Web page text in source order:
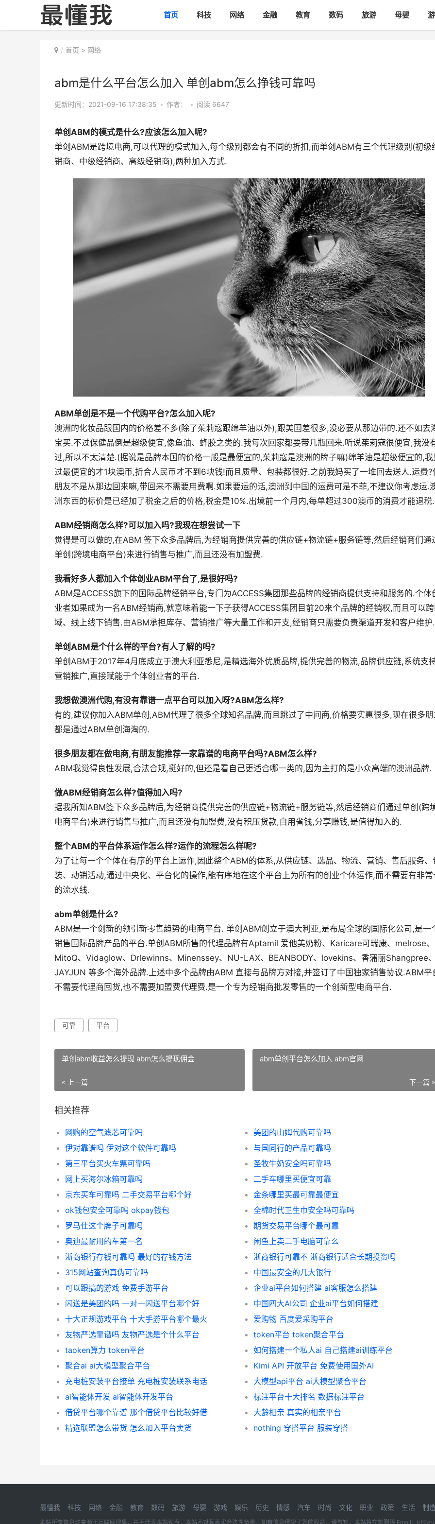
首页 科技 网络 金融 教育 数码 旅游 母婴
首页 > 网络
abm是什么平台怎么加入 单创abm怎么挣钱可靠吗
更新时间：2021-09-16 17:38:35 • 作者： • 阅读 6647
单创ABM的模式是什么?应该怎么加入呢?
单创ABM是跨境电商,可以代理的模式加入,每个级别都会有不同的折扣,而单创ABM有三个代理级别(初级
销商、中级经销商、高级经销商),两种加入方式.
ABM单创是不是一个代购平台?怎么加入呢?
澳洲的化妆品跟国内的价格差不多(除了茱莉寇跟绵羊油以外),跟美国差很多,没必要从那边带的.还不如去
宝买.不过保健品倒是超级便宜,像鱼油、蜂胶之类的.我每次回家都要带几瓶回来.听说茱莉寇很便宜,我没
过,所以不太清楚.(据说是品牌本国的价格一般是最便宜的,茱莉寇是澳洲的牌子嘛)绵羊油是超级便宜的,我
过最便宜的才1块澳币,折合人民币才不到6块钱!而且质量、包装都很好.之前我妈买了一堆回去送人.运费?
朋友不是从那边回来嘛,带回来不需要用费啊.如果要运的话,澳洲到中国的运费可是不菲,不建议你考虑运.
洲东西的标价是已经加了税金之后的价格,税金是10%.出境前一个月内,每单超过300澳币的消费才能退税.
ABM经销商怎么样?可以加入吗?我现在想尝试一下
觉得是可以做的,在ABM 签下众多品牌后,为经销商提供完善的供应链+物流链+服务链等,然后经销商们通
单创(跨境电商平台)来进行销售与推广,而且还没有加盟费.
我看好多人都加入个体创业ABM平台了,是很好吗?
ABM是ACCESS旗下的国际品牌经销平台,专门为ACCESS集团那些品牌的经销商提供支持和服务的.个体
业者如果成为一名ABM经销商,就意味着能一下子获得ACCESS集团目前20来个品牌的经销权,而且可以
域、线上线下销售.由ABM承担库存、营销推广等大量工作和开支,经销商只需要负责渠道开发和客户维护.
单创ABM是个什么样的平台?有人了解的吗?
单创ABM于2017年4月底成立于澳大利亚悉尼,是精选海外优质品牌,提供完善的物流,品牌供应链,系统支
营销推广,直接赋能于个体创业者的平台.
我想做澳洲代购,有没有靠谱一点平台可以加入呀?ABM怎么样?
有的,建议你加入ABM单创,ABM代理了很多全球知名品牌,而且跳过了中间商,价格要实惠很多,现在很多朋
都是通过ABM单创海淘的.
很多朋友都在做电商,有朋友能推荐一家靠谱的电商平台吗?ABM怎么样?
ABM我觉得良性发展,合法合规,挺好的,但还是看自己更适合哪一类的,因为主打的是小众高端的澳洲品牌.
做ABM经销商怎么样?值得加入吗?
据我所知ABM签下众多品牌后,为经销商提供完善的供应链+物流链+服务链等,然后经销商们通过单创(跨
电商平台)来进行销售与推广,而且还没有加盟费,没有积压货款,自用省钱,分享赚钱,是值得加入的.
整个ABM的平台体系运作怎么样?运作的流程怎么样呢?
为了让每一个个体在有序的平台上运作,因此整个ABM的体系,从供应链、选品、物流、营销、售后服务、
装、动销活动,通过中央化、平台化的操作,能有序地在这个平台上为所有的创业个体运作,而不需要有非常
的流水线.
abm单创是什么?
ABM是一个创新的领引新零售趋势的电商平台. 单创ABM创立于澳大利亚,是布局全球的国际化公司,是一
销售国际品牌产品的平台.单创ABM所售的代理品牌有Aptamil 爱他美奶粉、Karicare可瑞康、melrose、
MitoQ、Vidaglow、Drlewinns、Minenssey、NU-LAX、BEANBODY、lovekins、香蒲丽Shangpree、
JAYJUN 等多个海外品牌.上述中多个品牌由ABM 直接与品牌方对接,并签订了中国独家销售协议.ABM平
不需要代理商囤货,也不需要加盟费代理费.是一个专为经销商批发零售的一个创新型电商平台.
可靠 平台
单创abm收益怎么提现 abm怎么提现佣金
« 上一篇
abm单创平台怎么加入 abm官网
下一篇 »
相关推荐
网购的空气滤芯可靠吗
美团的山姆代购可靠吗
伊对靠谱吗 伊对这个软件可靠吗
与国同行的产品可靠吗
第三平台买火车票可靠吗
圣牧牛奶安全吗可靠吗
网上买海尔冰箱可靠吗
二手车哪里买便宜可靠
京东买车可靠吗 二手交易平台哪个好
金条哪里买最可靠最便宜
ok钱包安全可靠吗 okpay钱包
全棉时代卫生巾安全吗可靠吗
罗马仕这个牌子可靠吗
期货交易平台哪个最可靠
奥迪最耐用的车第一名
闲鱼上卖二手电脑可靠么
浙商银行存钱可靠吗 最好的存钱方法
浙商银行可靠不 浙商银行适合长期投资吗
315网站查询真伪可靠吗
中国最安全的几大银行
可以跟搞的游戏 免费手游平台
企业ai平台如何搭建 ai客服怎么搭建
闪送是美团的吗 一对一闪送平台哪个好
中国四大AI公司 企业ai平台如何搭建
十大正规游戏平台 十大手游平台哪个最火
爱购物 百度爱采购平台
友物严选靠谱吗 友物严选是个什么平台
token平台 token聚合平台
taoken算力 token平台
如何搭建一个私人ai 自己搭建ai训练平台
聚合ai ai大模型聚合平台
Kimi API 开放平台 免费使用国外AI
充电桩安装平台接单 充电桩安装联系电话
大模型api平台 ai大模型聚合平台
ai智能体开发 ai智能体开发平台
标注平台十大排名 数据标注平台
借贷平台哪个靠谱 那个借贷平台比较好借
大龄相亲 真实的相亲平台
精选联盟怎么带货 怎么加入平台卖货
nothing 穿搭平台 服装穿搭
最懂我 科技 网络 金融 教育 数码 旅游 母婴 游戏 娱乐 历史 情感 汽车 时尚 文化 职业 政策 生活 制造
本站所有信息均来源于互联网搜集，并不代表本站观点，本站不对其真实合法性负责。如有信息侵犯了您的权益，请告知，本站将立刻删除 Email：